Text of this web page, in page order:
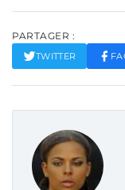
PARTAGER :
TWITTER